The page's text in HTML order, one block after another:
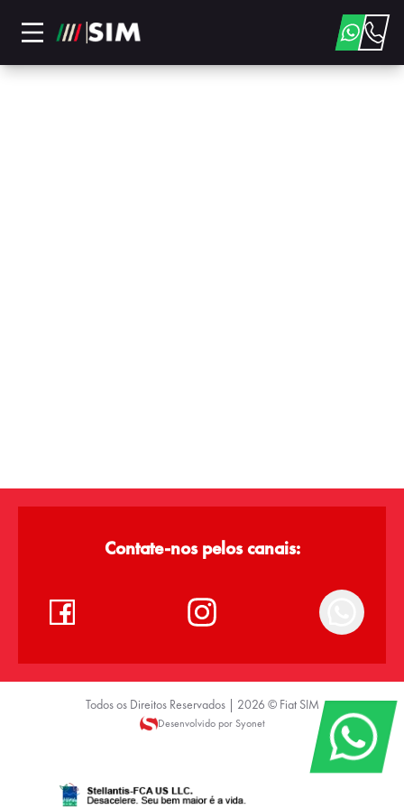
Contate-nos pelos canais:
Todos os Direitos Reservados | 2026 © Fiat SIM
Desenvolvido por Syonet